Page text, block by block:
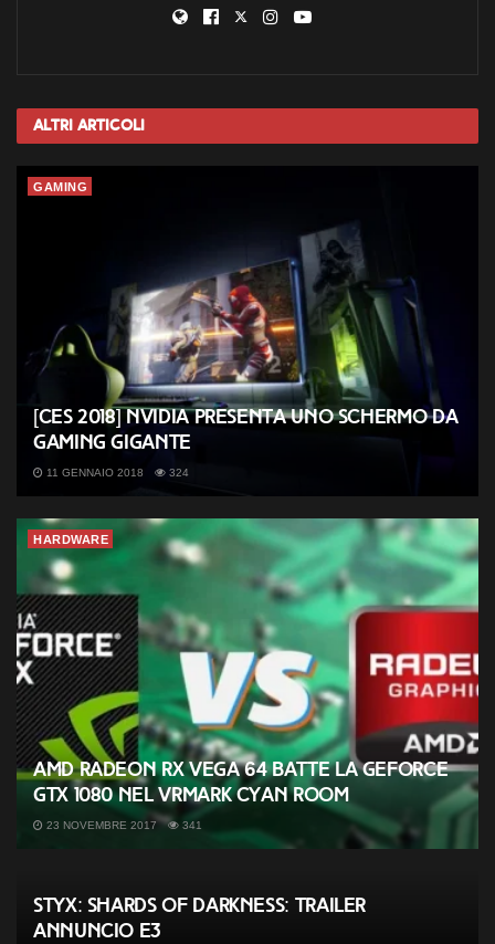
Altri Articoli
GAMING
[CES 2018] NVIDIA presenta uno schermo da
gaming gigante
11 GENNAIO 2018 324
HARDWARE
AMD Radeon RX Vega 64 batte la GeForce
GTX 1080 nel VRMark Cyan Room
23 NOVEMBRE 2017 341
Styx: Shards of Darkness: trailer
annuncio E3